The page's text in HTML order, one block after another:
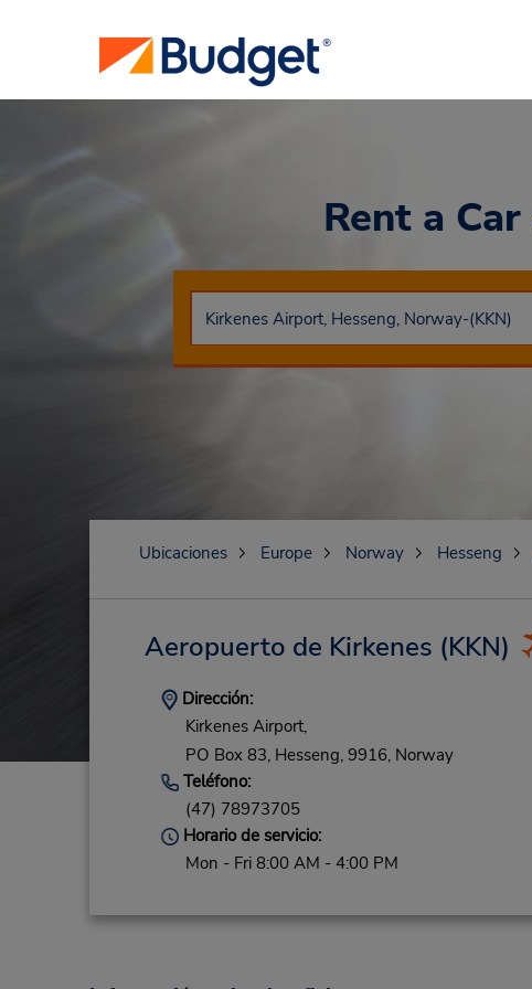
Rent a Car
Ubicaciones Europe Norway Hesseng
Aeropuerto de Kirkenes (KKN)
Dirección:
Kirkenes Airport,
PO Box 83, Hesseng, 9916, Norway
Teléfono:
(47) 78973705
Horario de servicio:
Mon - Fri 8:00 AM - 4:00 PM